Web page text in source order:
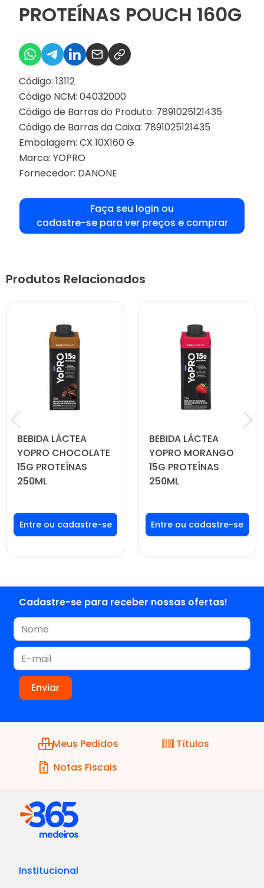
PROTEÍNAS POUCH 160G
Código: 13112
Código NCM: 04032000
Código de Barras do Produto: 7891025121435
Código de Barras da Caixa: 7891025121435
Embalagem: CX 10X160 G
Marca: YOPRO
Fornecedor: DANONE
Faça seu login ou
cadastre-se para ver preços e comprar
Produtos Relacionados
BEBIDA LÁCTEA
YOPRO CHOCOLATE
15G PROTEÍNAS
250ML
Faça seu login ou
cadastre-se para
ver preços e
BEBIDA LÁCTEA
YOPRO MORANGO
15G PROTEÍNAS
250ML
Faça seu login ou
cadastre-se para
ver preços e
Cadastre-se para receber nossas ofertas!
Meus Pedidos
Títulos
Notas Fiscais
Institucional